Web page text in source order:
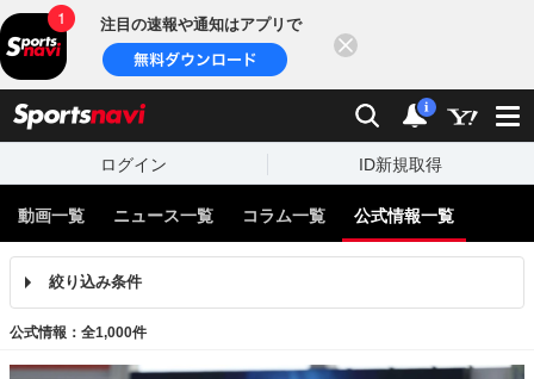
注目の速報や通知はアプリで
検索 通知
i
ログイン ID新規取得
動画一覧 ニュース一覧 コラム一覧 公式情報一覧
絞り込み条件
公式情報：全1,000件